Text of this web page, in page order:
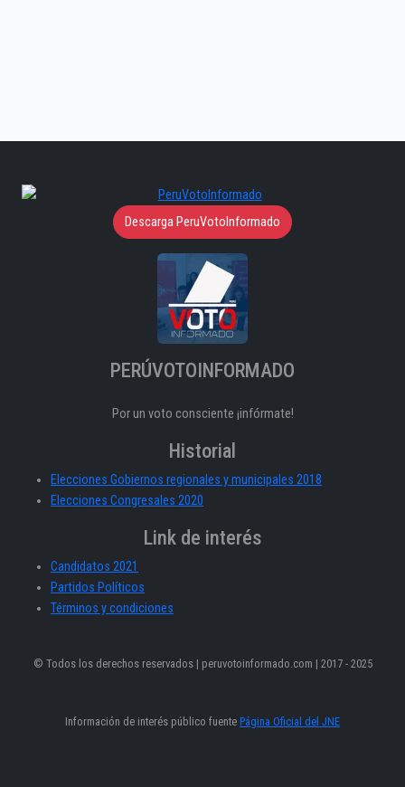
Descarga PeruVotoInformado
PERÚVOTOINFORMADO
Por un voto consciente ¡infórmate!
Historial
Elecciones Gobiernos regionales y municipales 2018
Elecciones Congresales 2020
Link de interés
Candidatos 2021
Partidos Políticos
Términos y condiciones
© Todos los derechos reservados | peruvotoinformado.com | 2017 - 2025
Información de interés público fuente Página Oficial del JNE